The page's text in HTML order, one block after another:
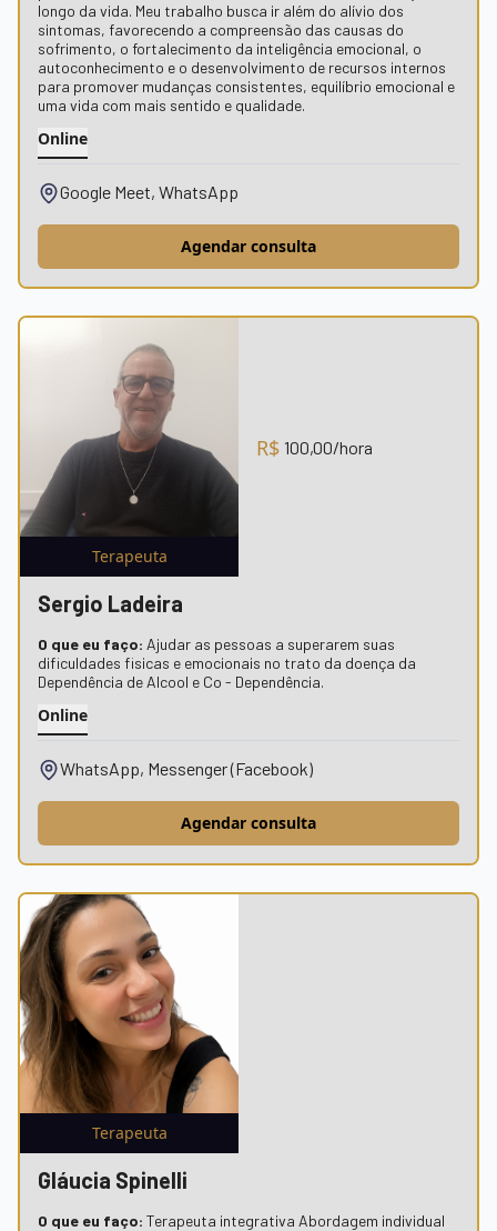
longo da vida. Meu trabalho busca ir além do alívio dos
sintomas, favorecendo a compreensão das causas do
sofrimento, o fortalecimento da inteligência emocional, o
autoconhecimento e o desenvolvimento de recursos internos
para promover mudanças consistentes, equilíbrio emocional e
uma vida com mais sentido e qualidade.
Online
Google Meet, WhatsApp
Agendar consulta
Terapeuta
R$ 100,00/hora
Sergio Ladeira
O que eu faço: Ajudar as pessoas a superarem suas
dificuldades fisicas e emocionais no trato da doença da
Dependência de Alcool e Co - Dependência.
Online
WhatsApp, Messenger (Facebook)
Agendar consulta
Terapeuta
Gláucia Spinelli
O que eu faço: Terapeuta integrativa Abordagem individual